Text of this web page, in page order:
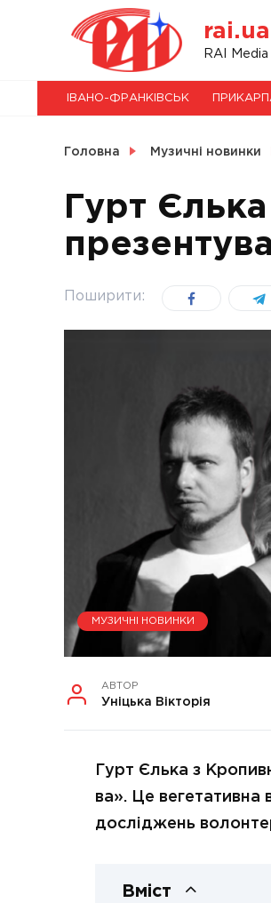
rai.ua
RAI
НОВИНИ
СВІТ
УКРАЇНА
ІВАНО-ФРАНКІВСЬК
Головна Музичні новинки
Гурт
Поширити:
МУЗИЧНІ НОВИНКИ
АВТОР
Уніцька Вікторія
Гурт Єлька з
ва». Це вегетативна
досліджень
Вміст